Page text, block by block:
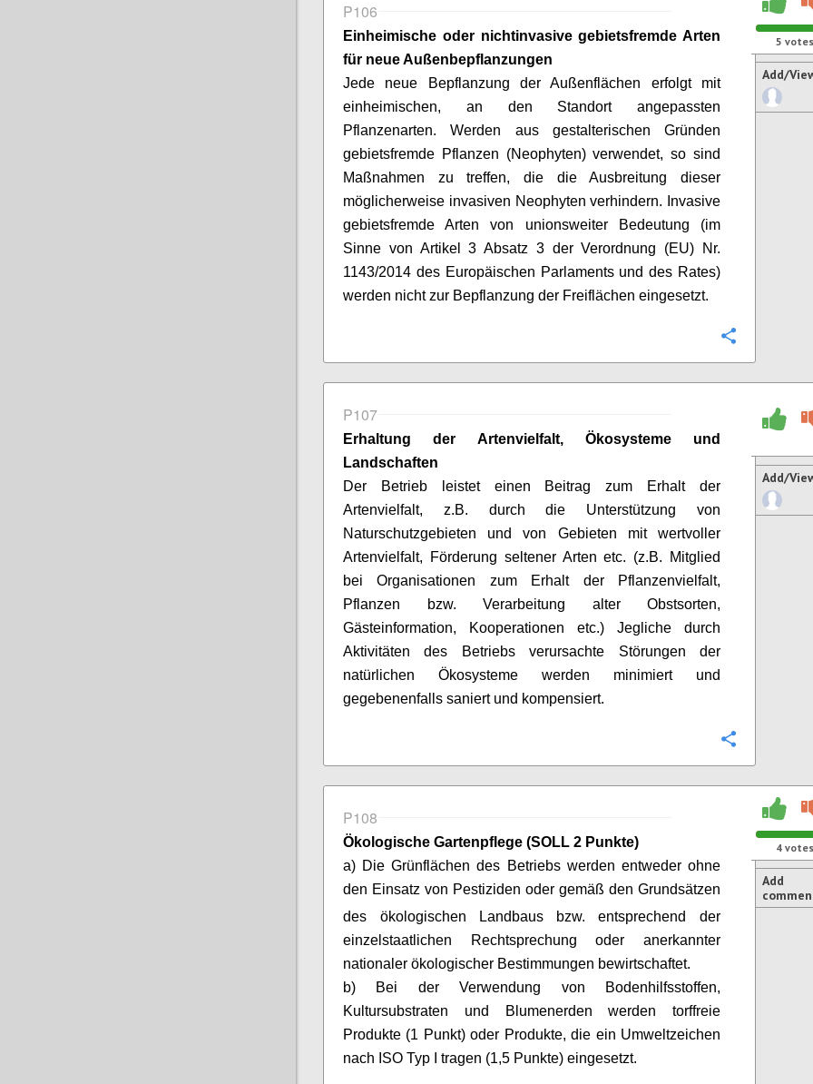
P106
Einheimische oder nichtinvasive gebietsfremde Arten
für neue Außenbepflanzungen
Jede neue Bepflanzung der Außenflächen erfolgt mit
einheimischen, an den Standort angepassten
Pflanzenarten. Werden aus gestalterischen Gründen
gebietsfremde Pflanzen (Neophyten) verwendet, so sind
Maßnahmen zu treffen, die die Ausbreitung dieser
möglicherweise invasiven Neophyten verhindern. Invasive
gebietsfremde Arten von unionsweiter Bedeutung (im
Sinne von Artikel 3 Absatz 3 der Verordnung (EU) Nr.
1143/2014 des Europäischen Parlaments und des Rates)
werden nicht zur Bepflanzung der Freiflächen eingesetzt.
5 votes
Add/
P107
Erhaltung der Artenvielfalt, Ökosysteme und
Landschaften
Der Betrieb leistet einen Beitrag zum Erhalt der
Artenvielfalt, z.B. durch die Unterstützung von
Naturschutzgebieten und von Gebieten mit wertvoller
Artenvielfalt, Förderung seltener Arten etc. (z.B. Mitglied
bei Organisationen zum Erhalt der Pflanzenvielfalt,
Pflanzen bzw. Verarbeitung alter Obstsorten,
Gästeinformation, Kooperationen etc.)
Jegliche durch
Aktivitäten des Betriebs verursachte Störungen der
natürlichen Ökosysteme werden minimiert und
gegebenenfalls saniert und kompensiert.
Add/
P108
Ökologische Gartenpflege (SOLL 2 Punkte)
a) Die Grünflächen des Betriebs werden entweder ohne
den Einsatz von Pestiziden oder gemäß den Grundsätzen
des ökologischen Landbaus
bzw. entsprechend der
einzelstaatlichen Rechtsprechung oder anerkannter
nationaler ökologischer Bestimmungen bewirtschaftet.
b) Bei der Verwendung von
Bodenhilfsstoffen,
Kultursubstraten und Blumenerden werden torffreie
Produkte (1 Punkt) oder Produkte, die ein Umweltzeichen
nach ISO Typ I tragen (1,5 Punkte) eingesetzt.
4votes
Add